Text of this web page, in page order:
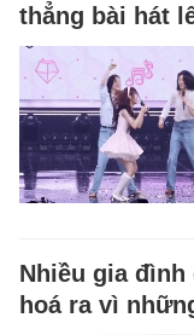
thẳng bài hát
Nhiều gia
hoá ra vì